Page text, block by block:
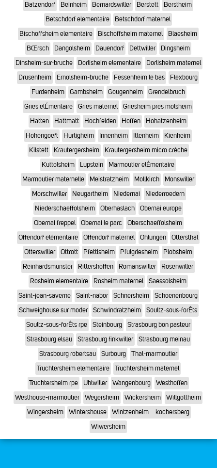
Batzendorf
Beinheim Bernardswiller Berstett
Berstheim
Betschdorf elementaire
Betschdorf maternel
Bischoffsheim elementaire
Bischoffsheim maternel
Blaesheim
BŒrsch
Dangolsheim Dauendorf Dettwiller
Dingsheim
Dinsheim-sur-bruche
Dorlisheim elementaire
Dorlisheim maternel
Drusenheim
Ernolsheim-bruche Fessenheim le bas
Flexbourg
Furdenheim
Gambsheim Gougenheim
Grendelbruch
Gries elÉmentaire
Gries maternel
Griesheim pres molsheim
Hatten
Hattmatt Hochfelden Hoffen
Hohatzenheim
Hohengoeft
Hurtigheim Innenheim Ittenheim
Kienheim
Kilstett
Krautergersheim
Krautergersheim micro crèche
Kuttolsheim
Lupstein
Marmoutier elÉmentaire
Marmoutier maternelle
Meistratzheim Mollkirch
Monswiller
Morschwiller
Neugartheim Niedernai
Niederroedern
Niederschaeffolsheim
Oberhaslach
Obernai europe
Obernai freppel
Obernai le parc
Oberschaeffolsheim
Offendorf elémentaire
Offendorf maternel Ohlungen
Ottersthal
Otterswiller
Ottrott Pfettisheim Pfulgriesheim
Plobsheim
Reinhardsmunster
Rittershoffen Romanswiller
Rosenwiller
Rosheim elementaire
Rosheim maternel
Saessolsheim
Saint-jean-saverne
Saint-nabor Schnersheim
Schoenenbourg
Schweighouse sur moder
Schwindratzheim
Soultz-sous-forÊts
Soultz-sous-forÊts rpe
Steinbourg
Strasbourg bon pasteur
Strasbourg elsau
Strasbourg finkwiller
Strasbourg meinau
Strasbourg robertsau
Surbourg
Thal-marmoutier
Truchtersheim elementaire
Truchtersheim maternel
Truchtersheim rpe
Uhlwiller Wangenbourg
Westhoffen
Westhouse-marmoutier
Weyersheim Wickersheim
Willgottheim
Wingersheim
Wintershouse
Wintzenheim – kochersberg
Wiwersheim